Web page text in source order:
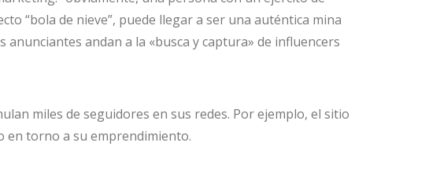
“bola de nieve”, puede llegar a ser una auténtica mina
andan a la «busca y captura» de influencers
miles de seguidores en sus redes. Por ejemplo, el sitio
en torno a su emprendimiento.